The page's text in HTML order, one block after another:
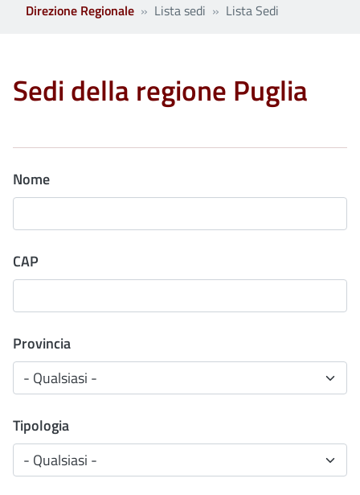
Direzione Regionale Lista sedi Lista Sedi
Sedi della regione Puglia
Nome
CAP
Provincia
Tipologia